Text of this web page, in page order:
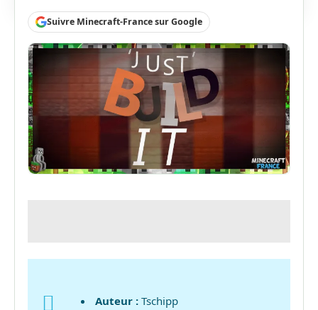
Suivre Minecraft-France sur Google
Auteur : Tschipp